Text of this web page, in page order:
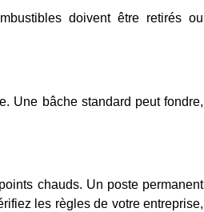
doivent être retirés ou
Une bâche standard peut fondre,
chauds. Un poste permanent
les règles de votre entreprise,